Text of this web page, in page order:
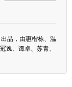
品，由惠楷栋、温
逸、谭卓、苏青、